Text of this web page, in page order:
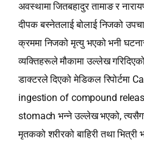
अवस्थामा जितबहादुर तामाङ र
दीपक बस्नेतलाई बोलाई निजको
क्रममा निजको मृत्यु भएको भनी
व्यक्तिहरूले मौकामा उल्लेख
डाक्टरले दिएको मेडिकल रिपोर्टमा
ingestion of compound
stomach भन्‍ने उल्लेख भएको,
मृतकको शरीरको बाहिरी तथा